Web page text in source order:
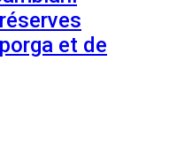
et de